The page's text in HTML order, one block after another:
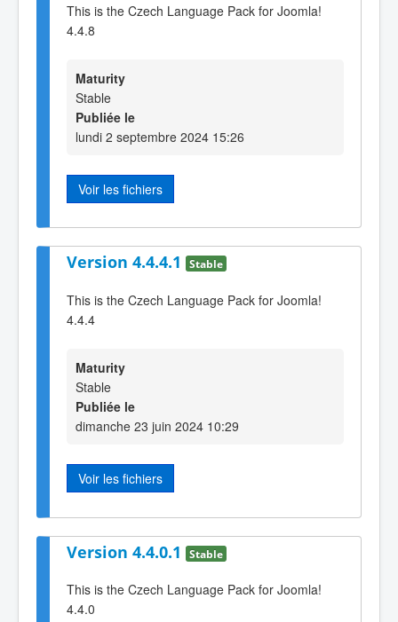
This is the Czech Language Pack for Joomla!
4.4.8
Maturity
Stable
Publiée le
lundi 2 septembre 2024 15:26
Voir les fichiers
Version 4.4.4.1 Stable
This is the Czech Language Pack for Joomla!
4.4.4
Maturity
Stable
Publiée le
dimanche 23 juin 2024 10:29
Voir les fichiers
Version 4.4.0.1 Stable
This is the Czech Language Pack for Joomla!
4.4.0